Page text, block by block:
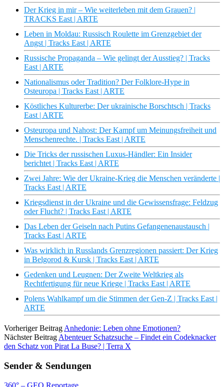
Der Krieg in mir – Wie weiterleben mit dem Grauen? |
TRACKS East | ARTE
Leben in Moldau: Russisch Roulette im Grenzgebiet der
Angst | Tracks East | ARTE
Russische Propaganda – Wie gelingt der Ausstieg? | Tracks
East | ARTE
Nationalismus oder Tradition? Der Folklore-Hype in
Osteuropa | Tracks East | ARTE
Köstliches Kulturerbe: Der ukrainische Borschtsch | Tracks
East | ARTE
Osteuropa und Nahost: Der Kampf um Meinungsfreiheit und
Menschenrechte. | Tracks East | ARTE
Die Tricks der russischen Luxus-Händler: Ein Insider
berichtet | Tracks East | ARTE
Zwei Jahre: Wie der Ukraine-Krieg die Menschen veränderte |
Tracks East | ARTE
Kriegsdienst in der Ukraine und die Gewissensfrage: Feldzug
oder Flucht? | Tracks East | ARTE
Das Leben der Geiseln nach Putins Gefangenenaustausch |
Tracks East | ARTE
Was wirklich in Russlands Grenzregionen passiert: Der Krieg
in Belgorod & Kursk | Tracks East | ARTE
Gedenken und Leugnen: Der Zweite Weltkrieg als
Rechtfertigung für neue Kriege | Tracks East | ARTE
Polens Wahlkampf um die Stimmen der Gen-Z | Tracks East |
ARTE
Vorheriger Beitrag Anhedonie: Leben ohne Emotionen?
Nächster Beitrag Abenteuer Schatzsuche – Findet ein Codeknacker
den Schatz von Pirat La Buse? | Terra X
Sender & Sendungen
360° – GEO Reportage